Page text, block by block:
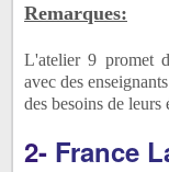
Remarques:
L'atelier 9 promet
avec des
des besoins de leurs
2- France